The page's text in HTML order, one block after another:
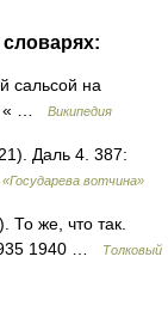
сальсой на
« …
Википедия
Даль 4. 387:
вотчина»
же, что так.
1940 …
Толковый